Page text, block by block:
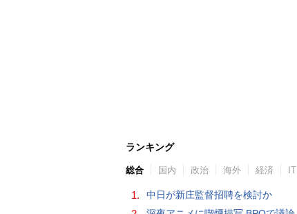
ランキング
総合 国内 政治 海外 経済 IT
1. 中日が新庄監督招聘を検討か